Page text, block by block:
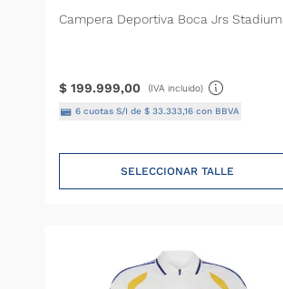
Campera Deportiva Boca Jrs Stadium
$ 199.999,00 (IVA incluido)
6 cuotas S/I de$ 33.333,16 con BBVA
SELECCIONAR TALLE